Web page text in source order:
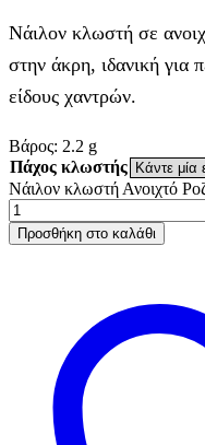
Νάιλον κλωστή σε
στην άκρη, ιδανική για
είδους χαντρών.
Βάρος: 2.2 g
Πάχος κλωστής
Νάιλον κλωστή Ανοιχτό
Προσθήκη στο καλάθι